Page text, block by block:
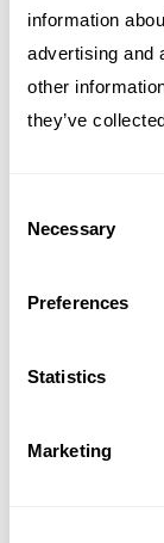
information
advertising and
other
they’ve
Selection
Necessary
Preferences
Statistics
Marketing
già